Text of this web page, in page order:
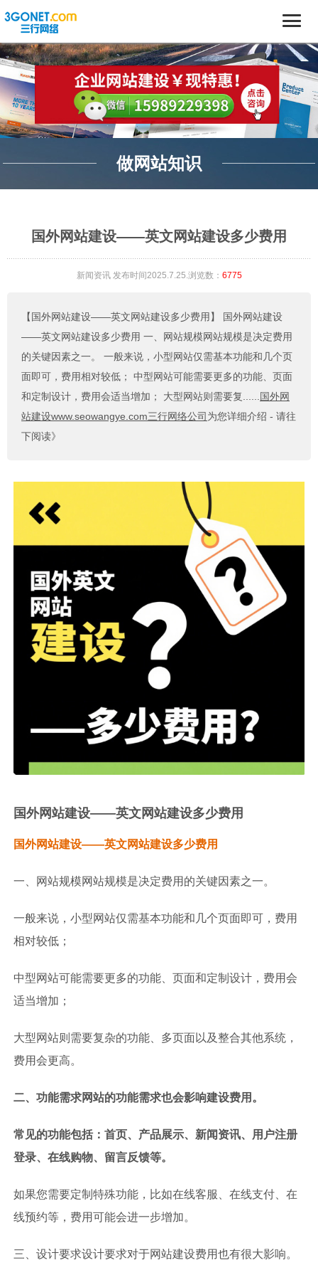
做网站知识
国外网站建设——英文网站建设多少费用
新闻资讯发布时间2025.7.25.浏览数： 6775
【国外网站建设——英文网站建设多少费用】
国外网站建设
——英文网站建设多少费用 一、网站规模网站规模是决定费用
的关键因素之一。 一般来说，小型网站仅需基本功能和几个页
面即可，费用相对较低； 中型网站可能需要更多的功能、页面
和定制设计，费用会适当增加； 大型网站则需要复......国外网
站建设www.seowangye.com三行网络公司 为您详细介绍 - 请往
下阅读》
国外网站建设——英文网站建设多少费用
国外网站建设——英文网站建设多少费用
一、网站规模网站规模是决定费用的关键因素之一。
一般来说，小型网站仅需基本功能和几个页面即可，费用
相对较低；
中型网站可能需要更多的功能、页面和定制设计，费用会
适当增加；
大型网站则需要复杂的功能、多页面以及整合其他系统，
费用会更高。
二、功能需求网站的功能需求也会影响建设费用。
常见的功能包括：首页、产品展示、新闻资讯、用户注册
登录、在线购物、留言反馈等。
如果您需要定制特殊功能，比如在线客服、在线支付、在
线预约等，费用可能会进一步增加。
三、设计要求设计要求对于网站建设费用也有很大影响。